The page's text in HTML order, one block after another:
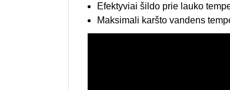
Efektyviai šildo prie lauko
Maksimali karšto vandens